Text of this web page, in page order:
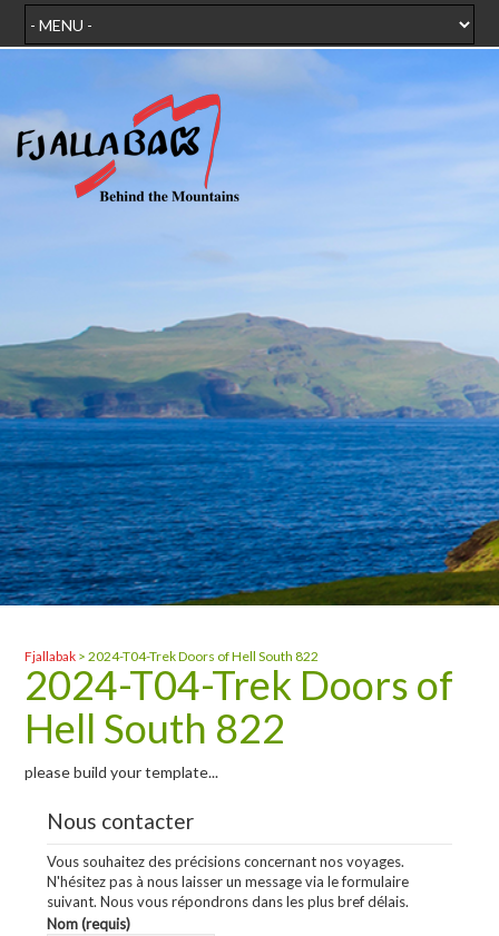
Fjallabak >2024-T04-Trek Doors of Hell South 822
2024-T04-Trek Doors of
Hell South 822
please build your template...
Nous contacter
Vous souhaitez des précisions concernant nos voyages.
N'hésitez pas à nous laisser un message via le formulaire
suivant. Nous vous répondrons dans les plus bref délais.
Nom (requis)